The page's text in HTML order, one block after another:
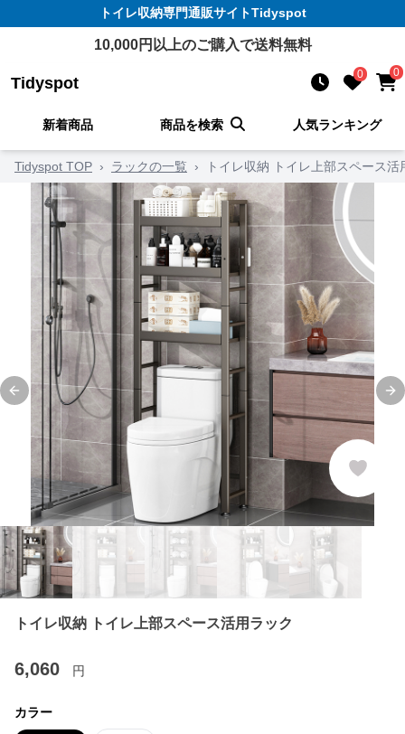
トイレ収納専門通販サイトTidyspot
10,000円以上のご購入で送料無料
Tidyspot 0 0
新着商品 商品を検索 人気ランキング
Tidyspot TOP › ラックの一覧 › トイレ収納 トイレ上部スペース活
Previous slide
トイレ収納 トイレ上部スペース活用ラック
6,060 円
カラー